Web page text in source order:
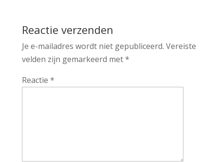
Reactie verzenden
Je e-mailadres wordt niet gepubliceerd. Vereiste
velden zijn gemarkeerd met*
Reactie *